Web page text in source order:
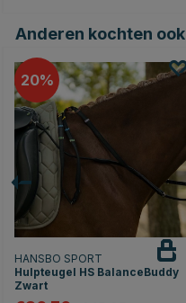
Anderen kochten ook
20
HANSBO SPORT
Hulpteugel HS BalanceBuddy
Zwart